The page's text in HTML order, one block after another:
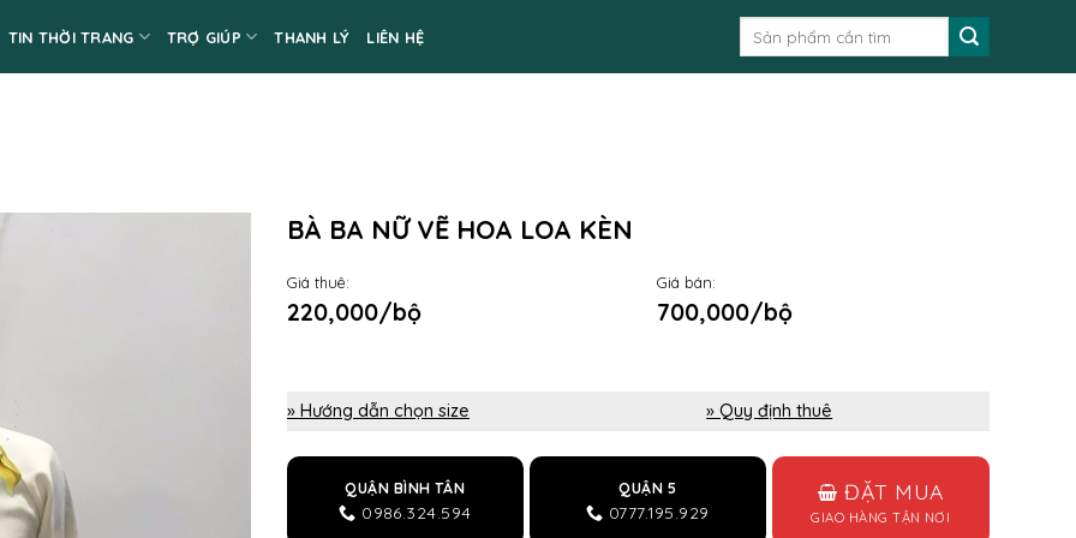
TIN THỜI TRANG TRỢ GIÚP THANH LÝ LIÊN HỆ
BÀ BA NỮ VẼ HOA LOA KÈN
Giá thuê:
220,000/bộ
Giá bán:
700,000/bộ
» Hướng dẫn chọn size » Quy định thuê
QUẬN BÌNH TÂN
0986.324.594
QUẬN 5
0777.195.929
ĐẶT MUA
GIAO HÀNG TẬN NƠI